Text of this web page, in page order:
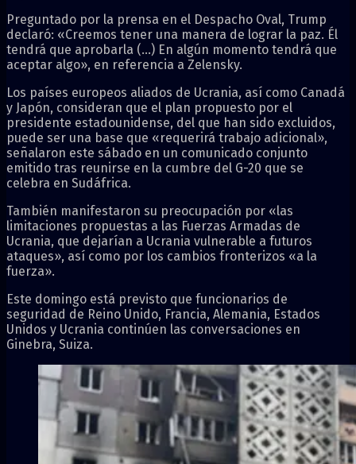
Preguntado por la prensa en el Despacho Oval, Trump
declaró: «Creemos tener una manera de lograr la paz. Él
tendrá que aprobarla (…) En algún momento tendrá que
aceptar algo», en referencia a Zelensky.
Los países europeos aliados de Ucrania, así como Canadá
y Japón, consideran que el plan propuesto por el
presidente estadounidense, del que han sido excluidos,
puede ser una base que «requerirá trabajo adicional»,
señalaron este sábado en un comunicado conjunto
emitido tras reunirse en la cumbre del G-20 que se
celebra en Sudáfrica.
También manifestaron su preocupación por «las
limitaciones propuestas a las Fuerzas Armadas de
Ucrania, que dejarían a Ucrania vulnerable a futuros
ataques», así como por los cambios fronterizos «a la
fuerza».
Este domingo está previsto que funcionarios de
seguridad de Reino Unido, Francia, Alemania, Estados
Unidos y Ucrania continúen las conversaciones en
Ginebra, Suiza.